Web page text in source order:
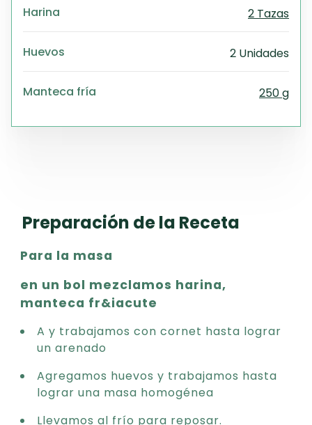
Harina 2 Tazas
Huevos 2 Unidades
Manteca fría 250 g
Preparación de la Receta
Para la masa
en un bol mezclamos harina,
manteca fr&iacute
A y trabajamos con cornet hasta lograr
un arenado
Agregamos huevos y trabajamos hasta
lograr una masa homogénea
Llevamos al frío para reposar.